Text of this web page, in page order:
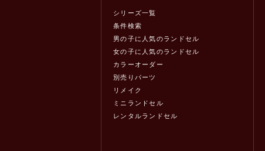
シリーズ一覧
条件検索
男の子に人気のランドセル
女の子に人気のランドセル
カラーオーダー
別売りパーツ
リメイク
ミニランドセル
レンタルランドセル